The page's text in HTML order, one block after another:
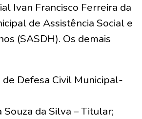
Ivan Francisco Ferreira da
de Assistência Social e
(SASDH). Os demais
Defesa Civil Municipal-
Souza da Silva – Titular;